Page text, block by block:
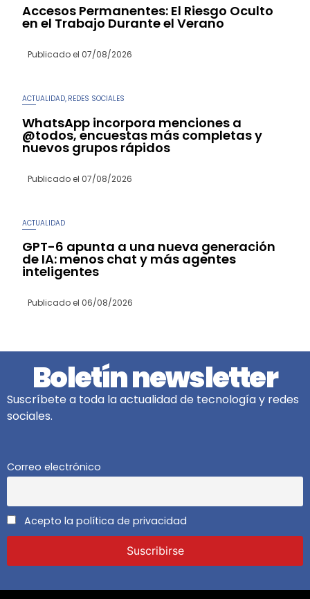
Accesos Permanentes: El Riesgo Oculto
en el Trabajo Durante el Verano
Publicado el 07/08/2026
ACTUALIDAD, REDES SOCIALES
WhatsApp incorpora menciones a
@todos, encuestas más completas y
nuevos grupos rápidos
Publicado el 07/08/2026
ACTUALIDAD
GPT-6 apunta a una nueva generación
de IA: menos chat y más agentes
inteligentes
Publicado el 06/08/2026
Boletín newsletter
Suscríbete a toda la actualidad de tecnología y redes
sociales.
Correo electrónico
Acepto la política de privacidad